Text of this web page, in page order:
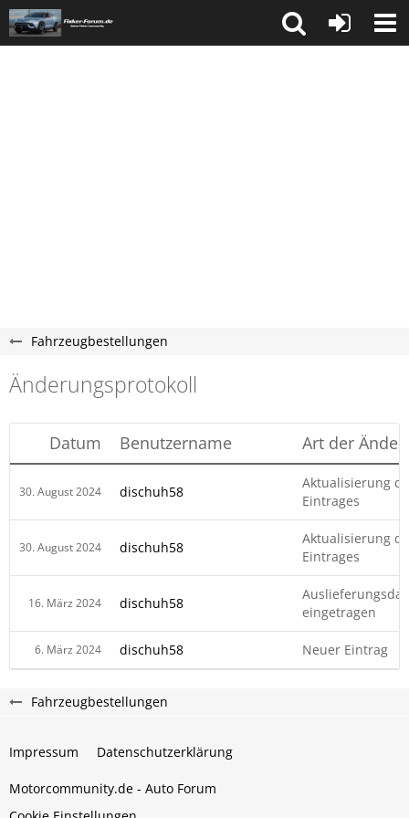
Fahrzeugbestellungen
Änderungsprotokoll
Datum Benutzername Art der
30. August 2024 dischuh58
Aktualisierung
Eintrages
30. August 2024 dischuh58
Aktualisierung
Eintrages
16. März 2024 dischuh58
eingetragen
6. März 2024 dischuh58 Neuer Eintrag
Fahrzeugbestellungen
Impressum Datenschutzerklärung
Motorcommunity.de - Auto Forum